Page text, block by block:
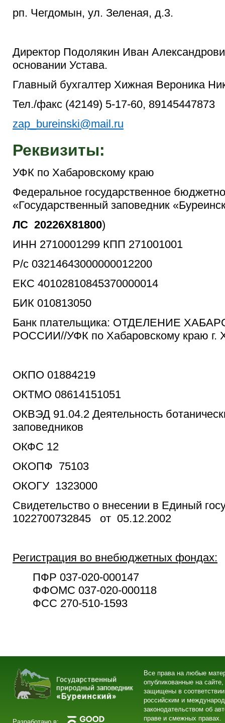
рп. Чегдомын, ул. Зеленая, д.3.
Директор Подолякин Иван
основании Устава.
Главный бухгалтер Хижная Вероника
Тел./факс (42149) 5-17-60, 89145447873
zap_bureinski@mail.ru
Реквизиты:
УФК по Хабаровскому краю
Федеральное государственное
«Государственный заповедник
ЛС 20226X81800)
ИНН 2710001299 КПП 271001001
Р/с 03214643000000012200
ЕКС 40102810845370000014
БИК 010813050
Банк плательщика: ОТДЕЛЕНИЕ
РОССИИ//УФК по Хабаровскому краю г.
ОКПО 01884219
ОКТМО 08614151051
ОКВЭД 91.04.2 Деятельность
заповедников
ОКФС 12
ОКОПФ 75103
ОКОГУ 1323000
Свидетельство о внесении в Единый
1022700732845 от 05.12.2002
Регистрация во внебюджетных фондах:
ПФР 037-020-000147
ФФОМС 037-020-000118
ФСС 270-510-1593
Все права на любые
опубликованные на сайте,
защищены в
российским и
законодательством об
праве и смежных правах.